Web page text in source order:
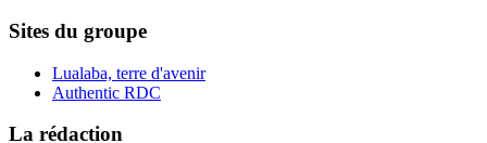
Sites du groupe
Lualaba, terre d'avenir
Authentic RDC
La rédaction